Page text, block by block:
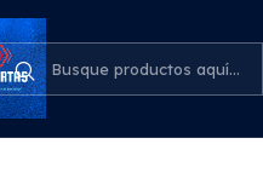
país
16cm Original Pacard